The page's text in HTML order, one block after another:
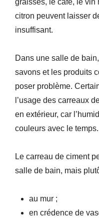
graisses, le café, le vin
citron peuvent laisser
insuffisant.
Dans une salle de
savons et les produits
poser problème.
l’usage des carreaux
en extérieur, car
couleurs avec le temps.
Le carreau de ciment
salle de bain, mais
au mur ;
en crédence de